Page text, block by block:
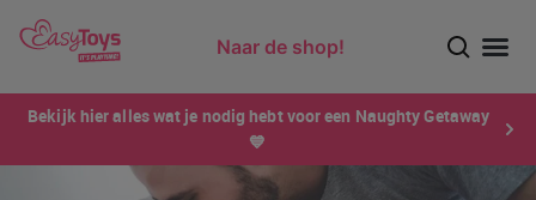
Naar de shop!
Bekijk hier alles wat je nodig hebt voor een Naughty Getaway
💙